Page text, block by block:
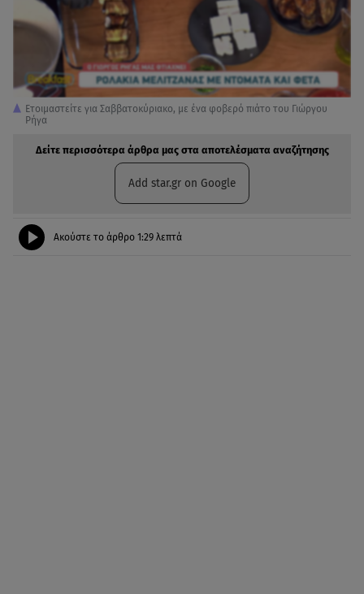
Ετοιμαστείτε για Σαββατοκύριακο, με ένα φοβερό πιάτο του Γιώργου
Ρήγα
Δείτε περισσότερα άρθρα μας στα αποτελέσματα αναζήτησης
Add star.gr on Google
Ακούστε το άρθρο 1:29 λεπτά